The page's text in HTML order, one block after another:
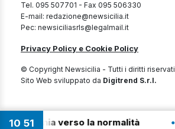
Tel. 095 507701 - Fax 095 506330
E-mail: redazione@newsicilia.it
Pec: newsiciliasrls@legalmail.it
Privacy Policy e Cookie Policy
© Copyright Newsicilia - Tutti i diritti riservati
Sito Web sviluppato da Digitrend S.r.l.
10 51 verso la normalità